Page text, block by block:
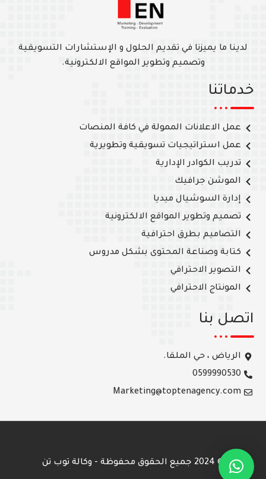
لدينا ما يميزنا في تقديم الحلول و الإستشارات التسويقية
وتصميم وتطوير المواقع الالكترونية.
خدماتنا
عمل الاعلانات الممولة في كافة المنصات
عمل استراتيجيات تسويقية وتطويرية
تدريب الكوادر الإدارية
الموشن جرافيك
إدارة السوشيال ميديا
تصميم وتطوير المواقع الالكترونية
التصاميم بطرق احترافية
كتابة وصناعة المحتوى بشكل مدروس
التصوير الاحترافي
المونتاج الاحترافي
اتصل بنا
الرياض ، حي الملقا.
0599990530
Marketing@toptenagency.com
© 2024 جميع الحقوق محفوظة - وكالة توب تن